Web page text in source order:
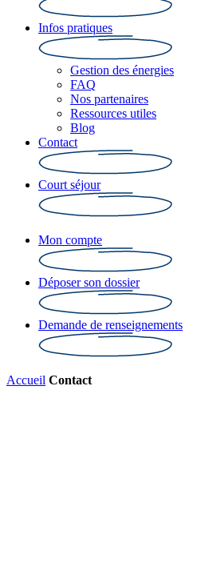
Infos pratiques
Gestion des énergies
FAQ
Nos partenaires
Ressources utiles
Blog
Contact
Court séjour
Mon compte
Déposer son dossier
Demande de renseignements
Accueil Contact